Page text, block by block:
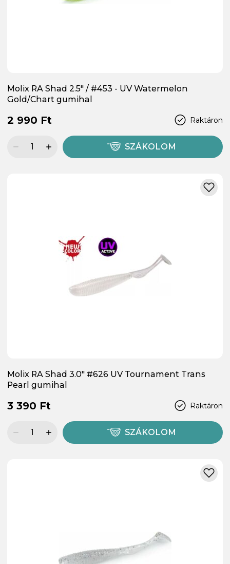
Molix RA Shad 2.5" / #453 - UV Watermelon
Gold/Chart gumihal
Raktáron
2 990 Ft
SZÁKOLOM
Molix RA Shad 3.0" #626 UV Tournament Trans
Pearl gumihal
Raktáron
3 390 Ft
SZÁKOLOM